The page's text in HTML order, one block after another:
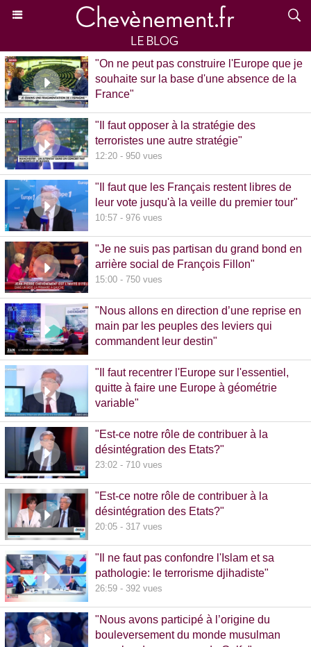
"On ne peut pas construire l'Europe que je
souhaite sur la base d'une absence de la
France"
"Il faut opposer à la stratégie des
terroristes une autre stratégie"
12:20 - 950 vues
"Il faut que les Français restent libres de
leur vote jusqu'à la veille du premier tour"
10:57 - 976 vues
"Je ne suis pas partisan du grand bond en
arrière social de François Fillon"
15:00 - 750 vues
"Nous allons en direction d’une reprise en
main par les peuples des leviers qui
commandent leur destin"
"Il faut recentrer l'Europe sur l'essentiel,
quitte à faire une Europe à géométrie
variable"
"Est-ce notre rôle de contribuer à la
désintégration des Etats?"
23:02 - 710 vues
"Est-ce notre rôle de contribuer à la
désintégration des Etats?"
20:05 - 317 vues
"Il ne faut pas confondre l'Islam et sa
pathologie: le terrorisme djihadiste"
26:59 - 392 vues
"Nous avons participé à l’origine du
bouleversement du monde musulman